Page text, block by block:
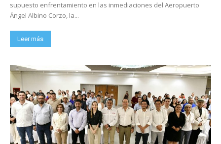
supuesto enfrentamiento en las inmediaciones del Aeropuerto
Ángel Albino Corzo, la...
Leer más